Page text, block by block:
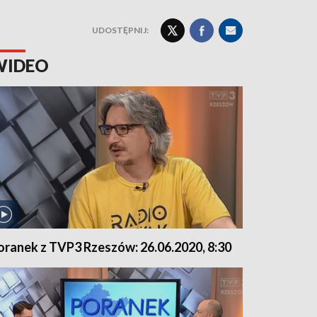
UDOSTĘPNIJ:
z TVP3 Rzeszów: 26.06.2020, 8:30